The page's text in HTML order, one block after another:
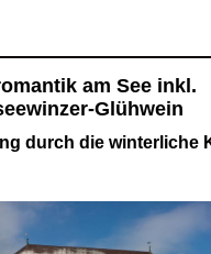
am See inkl.
Glühwein
durch die winterliche